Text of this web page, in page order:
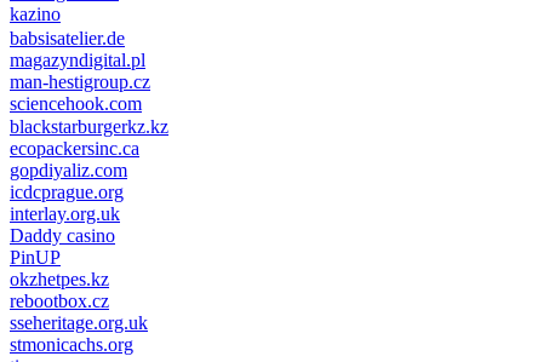
kazino
casino lemon
pinco giriş
babsisatelier.de
magazyndigital.pl
man-hestigroup.cz
sciencehook.com
олимп казино
blackstarburgerkz.kz
ecopackersinc.ca
gopdiyaliz.com
icdcprague.org
interlay.org.uk
Daddy casino
PinUP
okzhetpes.kz
rebootbox.cz
sseheritage.org.uk
stmonicachs.org